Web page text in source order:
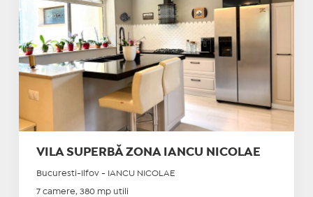
VILA SUPERBĂ ZONA IANCU NICOLAE
Bucuresti-Ilfov - IANCU NICOLAE
7 camere, 380 mp utili